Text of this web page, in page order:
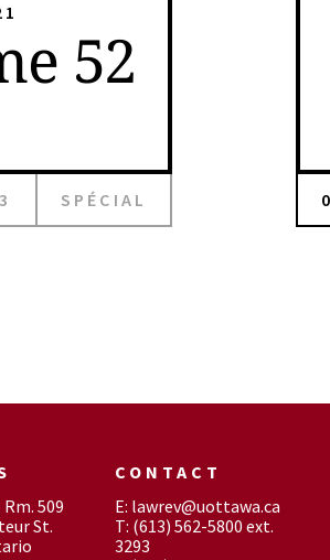
52
SPÉCIAL
509
St.
CONTACT
E: lawrev@uottawa.ca
T: (613) 562-5800 ext.
3293